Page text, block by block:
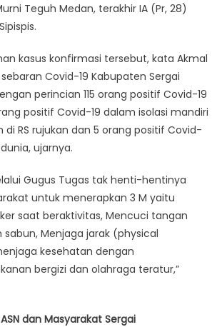
Teguh Medan, terakhir IA (Pr, 28)
kasus konfirmasi tersebut, kata Akmal
Covid-19 Kabupaten Sergai
perincian 115 orang positif Covid-19
positif Covid-19 dalam isolasi mandiri
RS rujukan dan 5 orang positif Covid-
ujarnya.
Gugus Tugas tak henti-hentinya
untuk menerapkan 3 M yaitu
saat beraktivitas, Mencuci tangan
Menjaga jarak (physical
kesehatan dengan
bergizi dan olahraga teratur,”
dan Masyarakat Sergai